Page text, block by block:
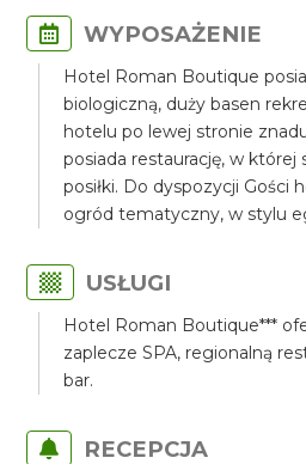
WYPOSAŻENIE
Hotel Roman Boutique
biologiczną, duży basen
hotelu po lewej stronie
posiada restaurację, w której
posiłki. Do dyspozycji Gości
ogród tematyczny, w stylu
USŁUGI
Hotel Roman Boutique***
zaplecze SPA, regionalną
bar.
RECEPCJA